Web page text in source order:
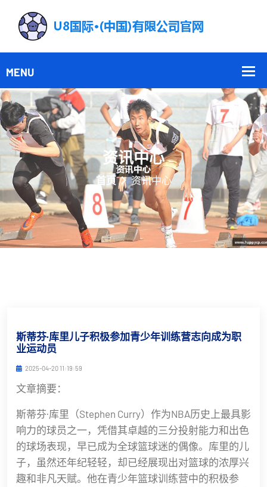
资讯中心
首页 资讯中心
斯蒂芬·库里儿子积极参加青少年训练营志向成为职
业运动员
2025-04-20 11:19:59
文章摘要：
斯蒂芬·库里（Stephen Curry）作为NBA历史上最具影
响力的球员之一，凭借其卓越的三分投射能力和出色
的球场表现，早已成为全球篮球迷的偶像。库里的儿
子，虽然还年纪轻轻，却已经展现出对篮球的浓厚兴
趣和非凡天赋。他在青少年篮球训练营中的积极参